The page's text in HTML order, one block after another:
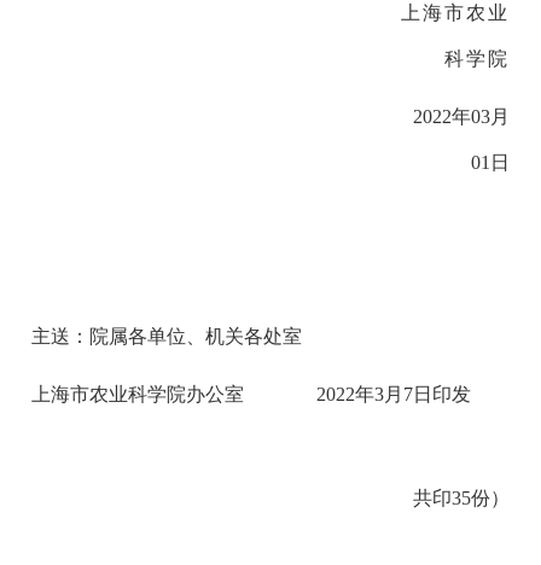
上海市农业
科学院
2022年03月
01日
主送：院属各单位、机关各处室
上海市农业科学院办公室 2022年3月7日印发
共印35份）